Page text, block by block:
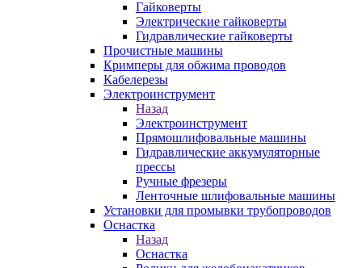
Гайковерты
Электрические гайковерты
Гидравлические гайковерты
Прочистные машины
Кримперы для обжима проводов
Кабелерезы
Электроинструмент
Назад
Электроинструмент
Прямошлифовальные машины
Гидравлические аккумуляторные
прессы
Ручные фрезеры
Ленточные шлифовальные машины
Установки для промывки трубопроводов
Оснастка
Назад
Оснастка